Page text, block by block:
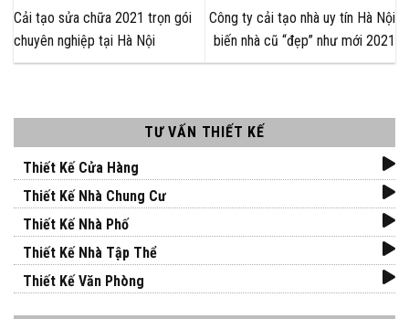
TƯ VẤN THIẾT KẾ
Thiết Kế Cửa Hàng
Thiết Kế Nhà Chung Cư
Thiết Kế Nhà Phố
Thiết Kế Nhà Tập Thể
Thiết Kế Văn Phòng
Cải tạo sửa chữa 2021 trọn gói
chuyên nghiệp tại Hà Nội
Công ty cải tạo nhà uy tín Hà Nội
biến nhà cũ “đẹp” như mới 2021